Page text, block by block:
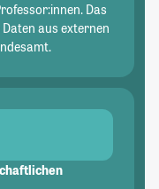
Das
aus externen